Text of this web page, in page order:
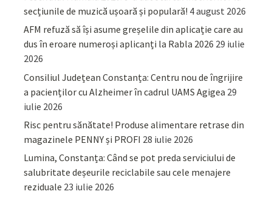
secțiunile de muzică ușoară și populară! 4 august 2026
AFM refuză să își asume greșelile din aplicație care au
dus în eroare numeroși aplicanți la Rabla 2026 29 iulie
2026
Consiliul Județean Constanța: Centru nou de îngrijire
a pacienților cu Alzheimer în cadrul UAMS Agigea 29
iulie 2026
Risc pentru sănătate! Produse alimentare retrase din
magazinele PENNY și PROFI 28 iulie 2026
Lumina, Constanța: Când se pot preda serviciului de
salubritate deșeurile reciclabile sau cele menajere
reziduale 23 iulie 2026